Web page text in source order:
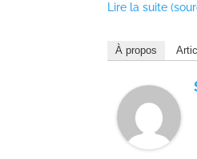
Lire la suite
À propos